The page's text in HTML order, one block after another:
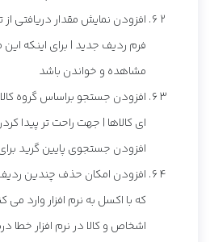
فرم ردیف جدید | برای اینکه این
مشاهده و خواندن باشد
افزودن جستجو براساس گروه کالا
ای کالاها | جهت راحت تر پیدا
افزودن جستجوی پایین گرید
افزودن امکان حذف چندین ردیف
که با اکسل به نرم افزار وارد
اشخاص و کالا در نرم افزار خطا